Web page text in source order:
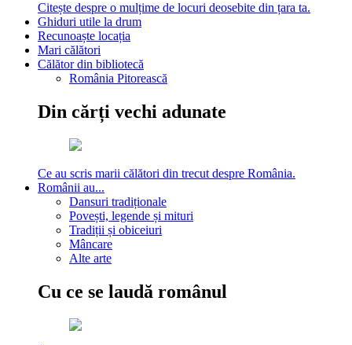
Citește despre o mulțime de locuri deosebite din țara ta.
Ghiduri utile la drum
Recunoaște locația
Mari călători
Călător din bibliotecă
România Pitorească
Din cărți vechi adunate
Ce au scris marii călători din trecut despre România.
Românii au...
Dansuri tradiționale
Povești, legende și mituri
Tradiții și obiceiuri
Mâncare
Alte arte
Cu ce se laudă românul